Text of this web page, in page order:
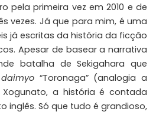
pela primeira vez em 2010 e de
vezes. Já que para mim, é uma
já escritas da história da ficção
Apesar de basear a narrativa
batalha de Sekigahara que
daimyo “Toronaga” (analogia a
a história é contada
inglês. Só que tudo é grandioso,